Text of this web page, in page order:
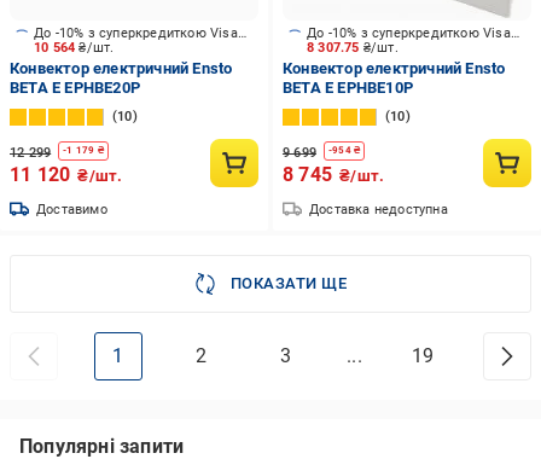
10 564₴/шт.
До -10% з суперкредиткою Visa Вигода
Конвектор електричний Ensto
BETA Е EPHBE20P
10
12 299 -1 179 ₴
11 120 ₴/шт.
Доставимо
8 307.75 ₴/шт.
До -10% з суперкредиткою Visa Вигода
Конвектор електричний Ensto
BETA Е EPHBE10P
10
9 699 -954₴
8 745 ₴/шт.
Доставка недоступна
ПОКАЗАТИ ЩЕ
1 2 3 ... 19
Популярні запити